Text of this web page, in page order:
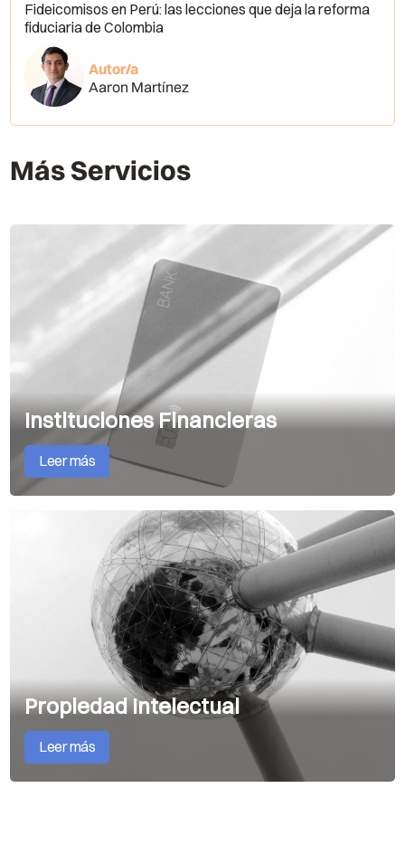
Fideicomisos en Perú: las lecciones que deja la reforma
fiduciaria de Colombia
Autor/a
Aaron Martínez
Más Servicios
Instituciones Financieras
Leer más
Propiedad Intelectual
Leer más